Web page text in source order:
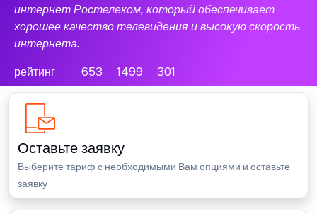
интернет Ростелеком, который обеспечивает
хорошее качество телевидения и высокую скорость
интернета.
рейтинг 653 1499 301
Оставьте заявку
Выберите тариф с необходимыми Вам опциями и оставьте
заявку